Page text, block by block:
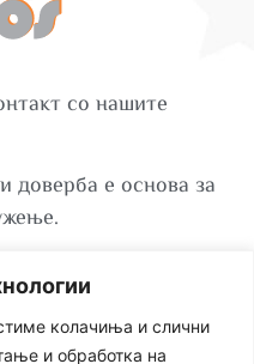
колачиња и слични
и обработка на
со нашите
доверба е основа за
1000 Скопје